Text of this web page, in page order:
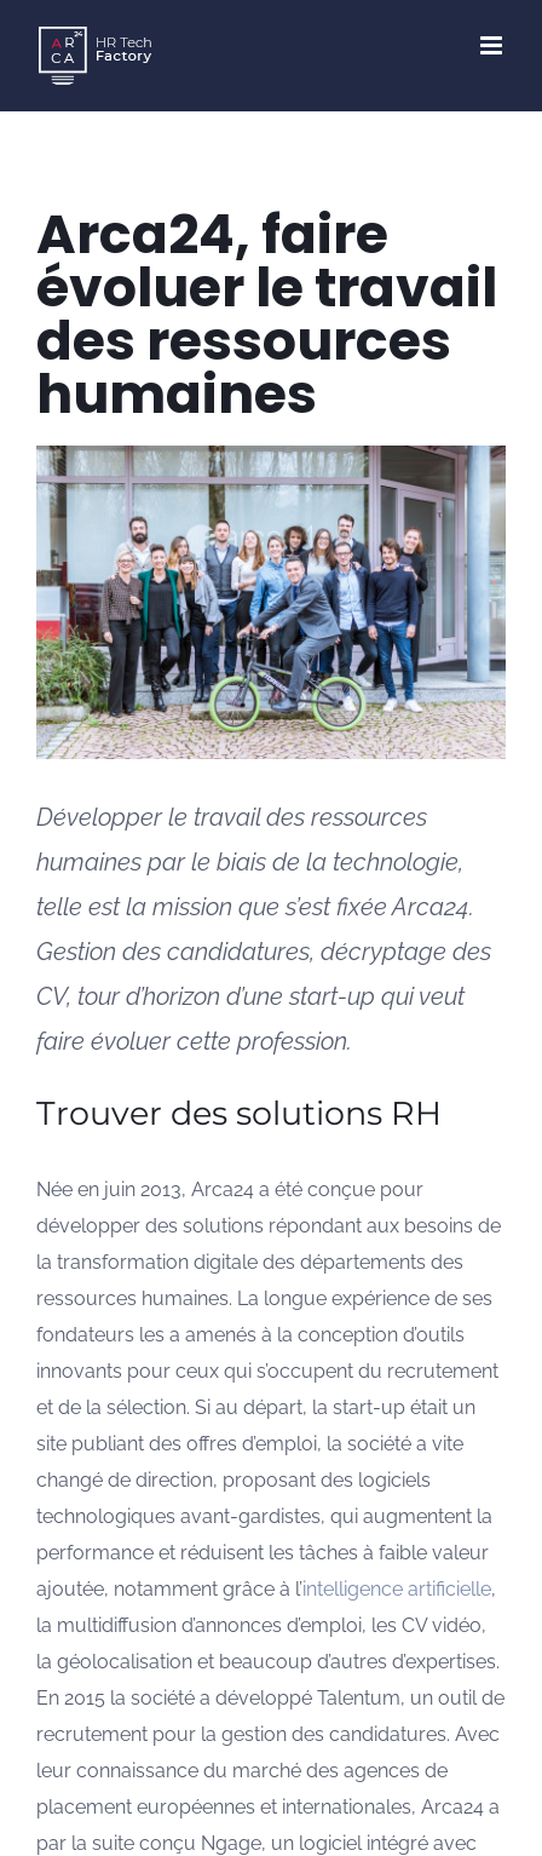
content
Arca24, faire
évoluer le travail
des ressources
humaines
Développer le travail des ressources
humaines par le biais de la technologie,
telle est la mission que s’est fixée Arca24.
Gestion des candidatures, décryptage des
CV, tour d’horizon d’une start-up qui veut
faire évoluer cette profession.
Trouver des solutions RH
Née en juin 2013, Arca24 a été conçue pour
développer des solutions répondant aux besoins de
la transformation digitale des départements des
ressources humaines. La longue expérience de ses
fondateurs les a amenés à la conception d’outils
innovants pour ceux qui s’occupent du recrutement
et de la sélection. Si au départ, la start-up était un
site publiant des offres d’emploi, la société a vite
changé de direction, proposant des logiciels
technologiques avant-gardistes, qui augmentent la
performance et réduisent les tâches à faible valeur
ajoutée, notamment grâce à l’intelligence artificielle,
la multidiffusion d’annonces d’emploi, les CV vidéo,
la géolocalisation et beaucoup d’autres d’expertises.
En 2015 la société a développé Talentum, un outil de
recrutement pour la gestion des candidatures. Avec
leur connaissance du marché des agences de
placement européennes et internationales, Arca24 a
par la suite conçu Ngage, un logiciel intégré avec